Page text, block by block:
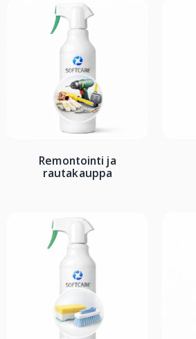
Remontointi ja
rautakauppa